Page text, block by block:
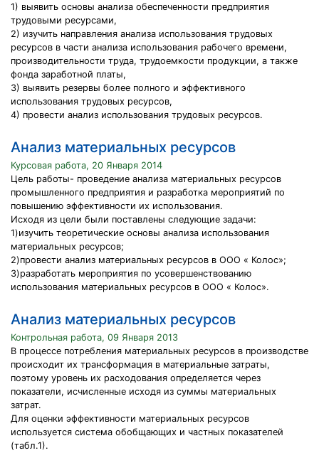
1) выявить основы анализа обеспеченности предприятия
трудовыми ресурсами,
2) изучить направления анализа использования трудовых
ресурсов в части анализа использования рабочего времени,
производительности труда, трудоемкости продукции, а также
фонда заработной платы,
3) выявить резервы более полного и эффективного
использования трудовых ресурсов,
4) провести анализ использования трудовых ресурсов.
Анализ материальных ресурсов
Курсовая работа, 20 Января 2014
Цель работы- проведение анализа материальных ресурсов
промышленного предприятия и разработка мероприятий по
повышению эффективности их использования.
Исходя из цели были поставлены следующие задачи:
1)изучить теоретические основы анализа использования
материальных ресурсов;
2)провести анализ материальных ресурсов в ООО « Колос»;
3)разработать мероприятия по усовершенствованию
использования материальных ресурсов в ООО « Колос».
Анализ материальных ресурсов
Контрольная работа, 09 Января 2013
В процессе потребления материальных ресурсов в производстве
происходит их трансформация в материальные затраты,
поэтому уровень их расходования определяется через
показатели, исчисленные исходя из суммы материальных
затрат.
Для оценки эффективности материальных ресурсов
используется система обобщающих и частных показателей
(табл.1).